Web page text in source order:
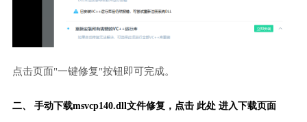
点击页面"一键修复"按钮即可完成。
二、 手动下载msvcp140.dll文件修复， 点击 此处 进入下载页面